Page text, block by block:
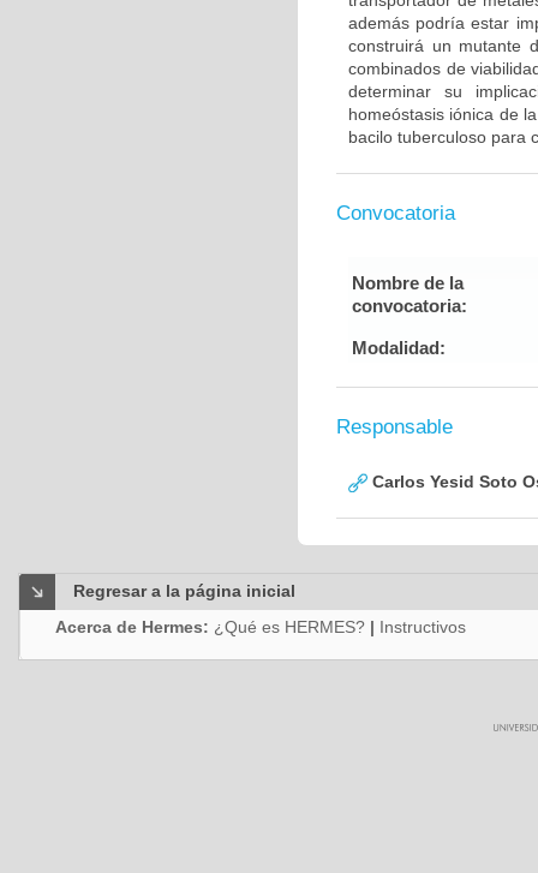
además podría estar
construirá un mutante
combinados de
determinar su
homeóstasis iónica de
bacilo tuberculoso para
Convocatoria
Nombre de la
convocatoria:
Modalidad:
Responsable
Carlos Yesid Soto
Regresar a la página inicial
Acerca de Hermes: ¿Qué es HERMES? | Instructivos